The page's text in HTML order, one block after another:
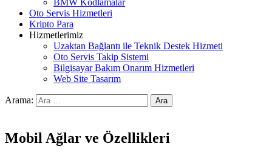
BMW Kodlamalar
Oto Servis Hizmetleri
Kripto Para
Hizmetlerimiz
Uzaktan Bağlantı ile Teknik Destek Hizmeti
Oto Servis Takip Sistemi
Bilgisayar Bakım Onarım Hizmetleri
Web Site Tasarım
Arama:
Mobil Ağlar ve Özellikleri